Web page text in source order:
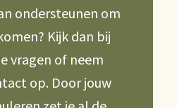
ondersteunen om
Kijk dan bij
vragen of neem
op. Door jouw